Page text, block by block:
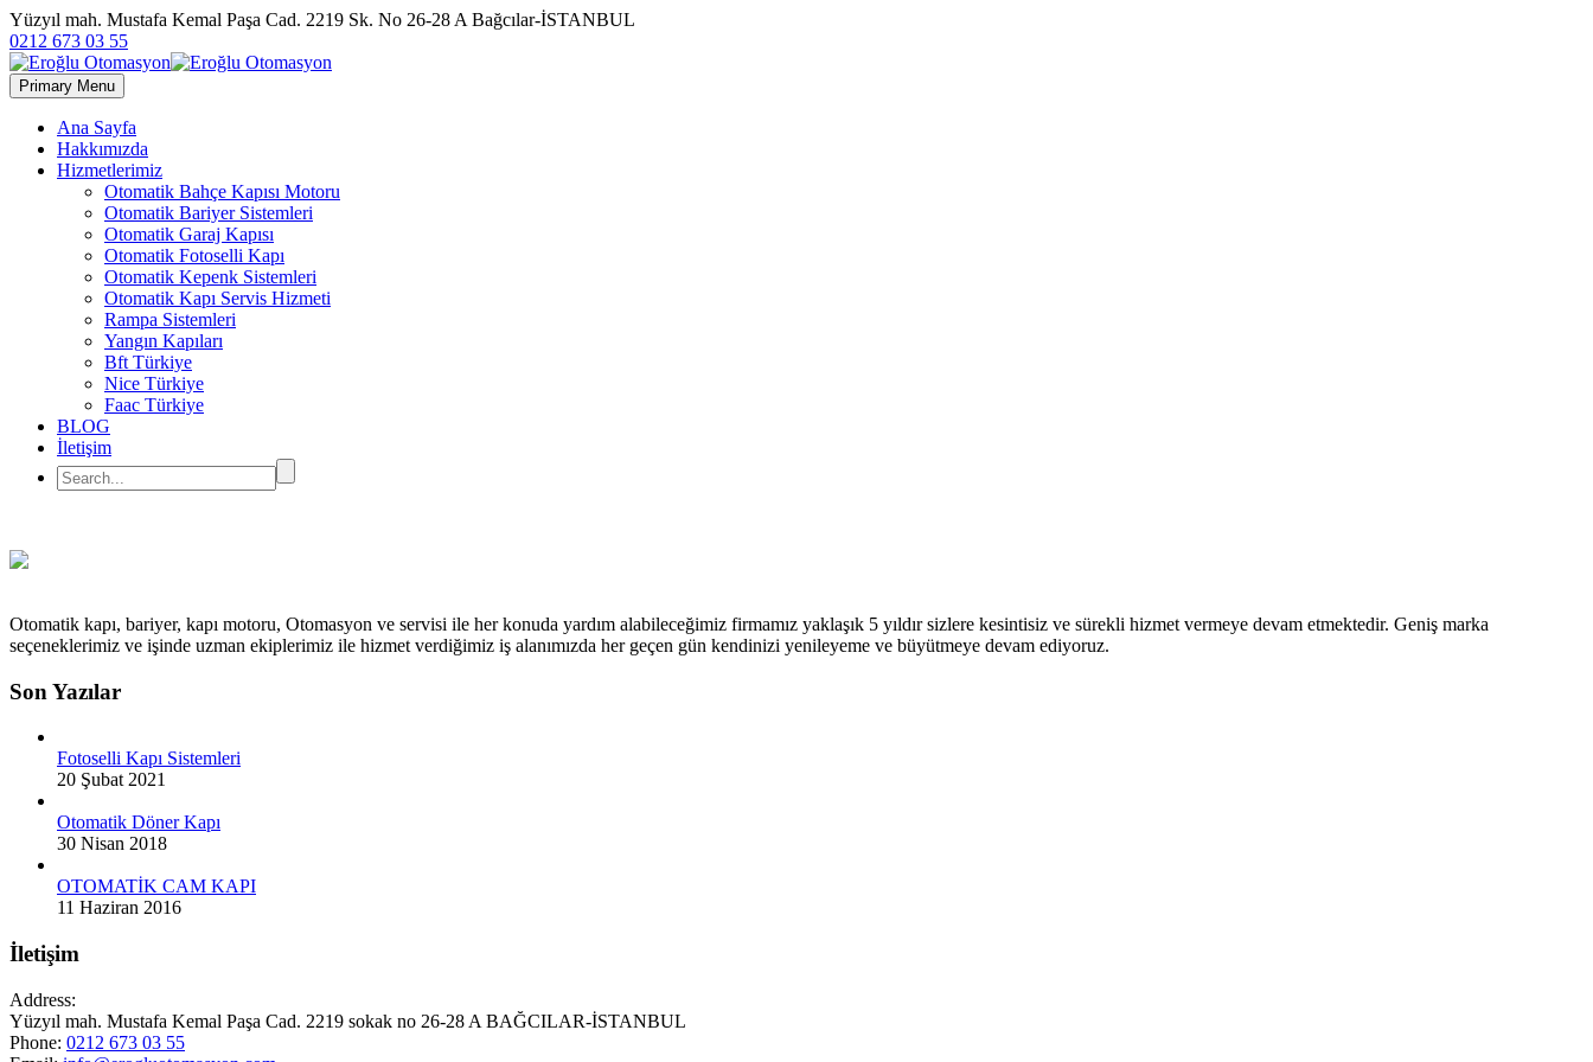
Yüzyıl mah. Mustafa Kemal Paşa Cad. 2219 Sk. No 26-28 A Bağcılar-İSTANBUL
0212 673 03 55
Primary Menu
Ana Sayfa
Hakkımızda
Hizmetlerimiz
Otomatik Bahçe Kapısı Motoru
Otomatik Bariyer Sistemleri
Otomatik Garaj Kapısı
Otomatik Fotoselli Kapı
Otomatik Kepenk Sistemleri
Otomatik Kapı Servis Hizmeti
Rampa Sistemleri
Yangın Kapıları
Bft Türkiye
Nice Türkiye
Faac Türkiye
BLOG
İletişim
Otomatik kapı, bariyer, kapı motoru, Otomasyon ve servisi ile her konuda yardım alabileceğimiz firmamız yaklaşık 5 yıldır sizlere kesintisiz ve sürekli hizmet vermeye devam etmektedir. Geniş marka
seçeneklerimiz ve işinde uzman ekiplerimiz ile hizmet verdiğimiz iş alanımızda her geçen gün kendinizi yenileyeme ve büyütmeye devam ediyoruz.
Son Yazılar
Fotoselli Kapı Sistemleri
20 Şubat 2021
Otomatik Döner Kapı
30 Nisan 2018
OTOMATİK CAM KAPI
11 Haziran 2016
İletişim
Address:
Yüzyıl mah. Mustafa Kemal Paşa Cad. 2219 sokak no 26-28 A BAĞCILAR-İSTANBUL
Phone: 0212 673 03 55